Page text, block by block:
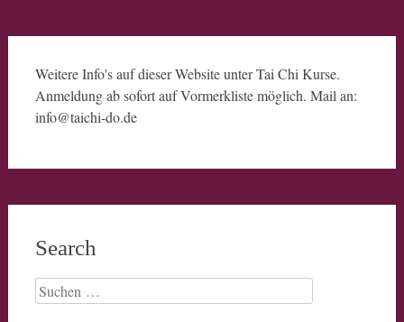
Weitere Info's auf dieser Website unter Tai Chi Kurse.
Anmeldung ab sofort auf Vormerkliste möglich. Mail an:
info@taichi-do.de
Search
Suchen
nach: